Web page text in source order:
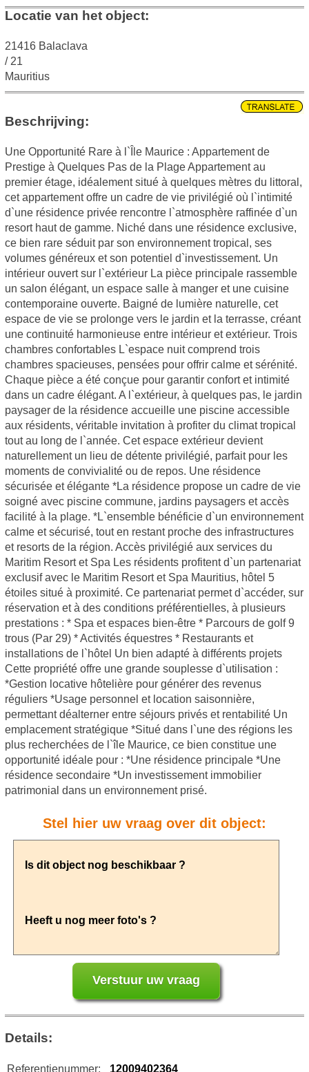
Locatie van het object:
21416 Balaclava
/ 21
Mauritius
Beschrijving:
Une Opportunité Rare à l`Île Maurice : Appartement de
Prestige à Quelques Pas de la Plage Appartement au
premier étage, idéalement situé à quelques mètres du littoral,
cet appartement offre un cadre de vie privilégié où l`intimité
d`une résidence privée rencontre l`atmosphère raffinée d`un
resort haut de gamme. Niché dans une résidence exclusive,
ce bien rare séduit par son environnement tropical, ses
volumes généreux et son potentiel d`investissement. Un
intérieur ouvert sur l`extérieur La pièce principale rassemble
un salon élégant, un espace salle à manger et une cuisine
contemporaine ouverte. Baigné de lumière naturelle, cet
espace de vie se prolonge vers le jardin et la terrasse, créant
une continuité harmonieuse entre intérieur et extérieur. Trois
chambres confortables L`espace nuit comprend trois
chambres spacieuses, pensées pour offrir calme et sérénité.
Chaque pièce a été conçue pour garantir confort et intimité
dans un cadre élégant. A l`extérieur, à quelques pas, le jardin
paysager de la résidence accueille une piscine accessible
aux résidents, véritable invitation à profiter du climat tropical
tout au long de l`année. Cet espace extérieur devient
naturellement un lieu de détente privilégié, parfait pour les
moments de convivialité ou de repos. Une résidence
sécurisée et élégante *La résidence propose un cadre de vie
soigné avec piscine commune, jardins paysagers et accès
facilité à la plage. *L`ensemble bénéficie d`un environnement
calme et sécurisé, tout en restant proche des infrastructures
et resorts de la région. Accès privilégié aux services du
Maritim Resort et Spa Les résidents profitent d`un partenariat
exclusif avec le Maritim Resort et Spa Mauritius, hôtel 5
étoiles situé à proximité. Ce partenariat permet d`accéder, sur
réservation et à des conditions préférentielles, à plusieurs
prestations : * Spa et espaces bien-être * Parcours de golf 9
trous (Par 29) * Activités équestres * Restaurants et
installations de l`hôtel Un bien adapté à différents projets
Cette propriété offre une grande souplesse d`utilisation :
*Gestion locative hôtelière pour générer des revenus
réguliers *Usage personnel et location saisonnière,
permettant déalterner entre séjours privés et rentabilité Un
emplacement stratégique *Situé dans l`une des régions les
plus recherchées de l`île Maurice, ce bien constitue une
opportunité idéale pour : *Une résidence principale *Une
résidence secondaire *Un investissement immobilier
patrimonial dans un environnement prisé.
Stel hier uw vraag over dit object:
Details:
Referentienummer: 12009402364